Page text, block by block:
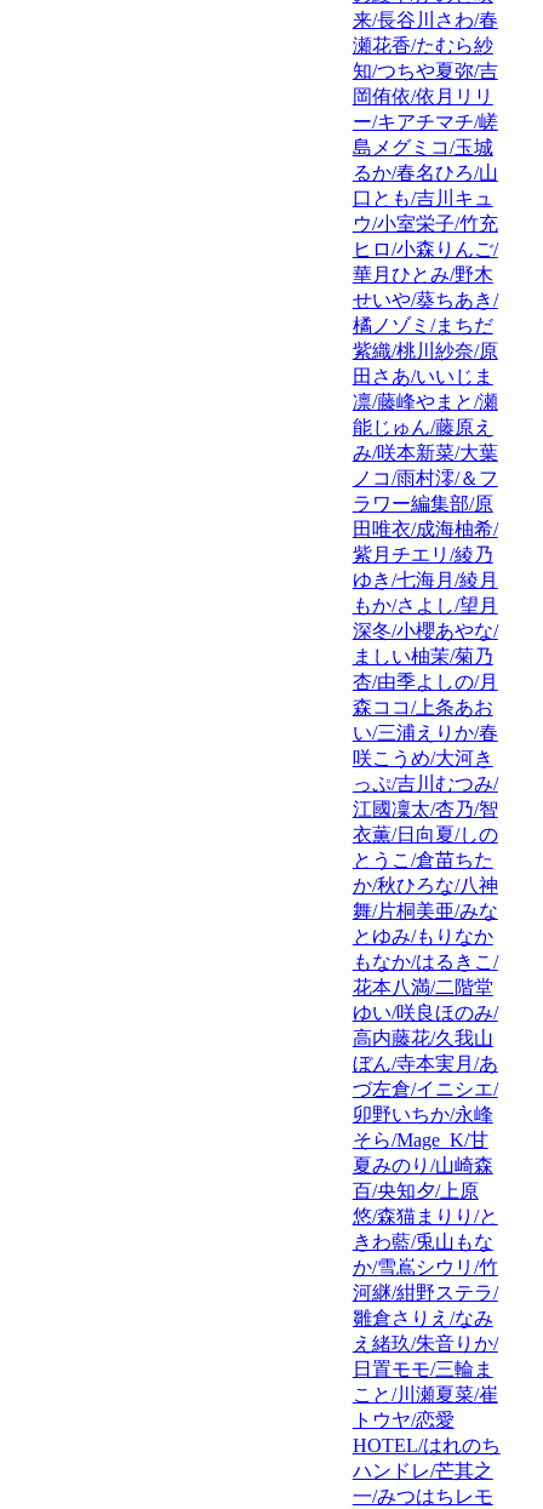
来/長谷川さわ/春
瀬花香/たむら紗
知/つちや夏弥/吉
岡侑依/依月リリ
ー/キアチマチ/嵯
島メグミコ/玉城
るか/春名ひろ/山
口とも/吉川キュ
ウ/小室栄子/竹充
ヒロ/小森りんご/
華月ひとみ/野木
せいや/葵ちあき/
橘ノゾミ/まちだ
紫織/桃川紗奈/原
田さあ/いいじま
凛/藤峰やまと/瀬
能じゅん/藤原え
み/咲本新菜/大葉
ノコ/雨村澪/＆フ
ラワー編集部/原
田唯衣/成海柚希/
紫月チエリ/綾乃
ゆき/七海月/綾月
もか/さよし/望月
深冬/小櫻あやな/
ましい柚茉/菊乃
杏/由季よしの/月
森ココ/上条あお
い/三浦えりか/春
咲こうめ/大河き
っぷ/吉川むつみ/
江國凜太/杏乃/智
衣薫/日向夏/しの
とうこ/倉苗ちた
か/秋ひろな/八神
舞/片桐美亜/みな
とゆみ/もりなか
もなか/はるきこ/
花本八満/二階堂
ゆい/咲良ほのみ/
高内藤花/久我山
ぼん/寺本実月/あ
づ左倉/イニシエ/
卯野いちか/永峰
そら/Mage_K/甘
夏みのり/山崎森
百/央知夕/上原
悠/森猫まりり/と
きわ藍/兎山もな
か/雪嶌シウリ/竹
河継/紺野ステラ/
雛倉さりえ/なみ
え緒玖/朱音りか/
日置モモ/三輪ま
こと/川瀬夏菜/崔
トウヤ/恋愛
HOTEL/はれのち
ハンドレ/芒其之
一/みつはちレモ